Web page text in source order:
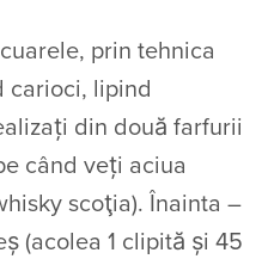
prin tehnica
carioci, lipind
din două farfurii
când veți aciua
scoţia). Înainta –
(acolea 1 clipită și 45